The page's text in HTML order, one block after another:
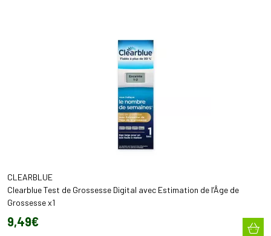
CLEARBLUE
Clearblue Test de Grossesse Digital avec Estimation de l’Âge de
Grossesse x1
9,49€